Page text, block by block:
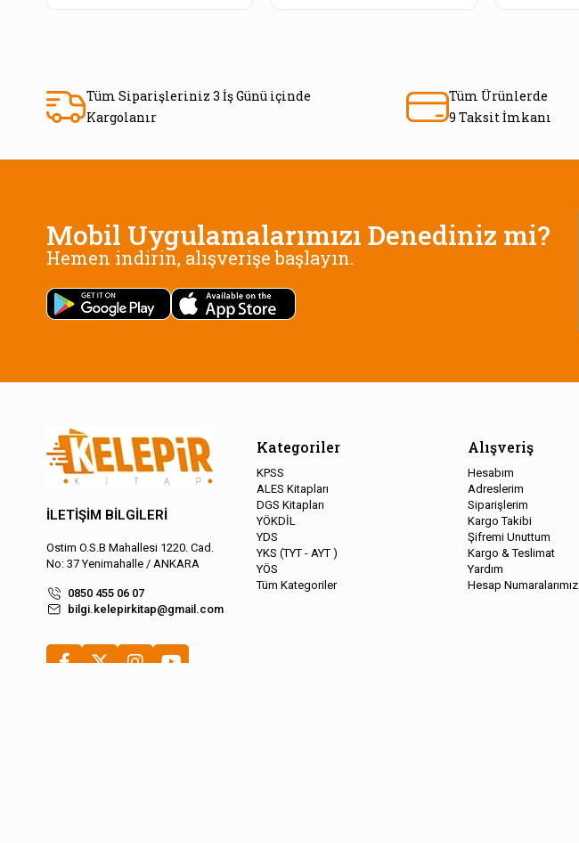
Tüm Siparişleriniz 3 İş Günü içinde
Kargolanır
Tüm Ürünlerde
9 Taksit İmkanı
Mobil Uygulamalarımızı Denediniz mi?
Hemen indirin, alışverişe başlayın.
İLETİŞİM BİLGİLERİ
Ostim O.S.B Mahallesi 1220. Cad.
No: 37 Yenimahalle / ANKARA
0850 455 06 07
bilgi.kelepirkitap@gmail.com
Kategoriler
KPSS
ALES Kitapları
DGS Kitapları
YÖKDİL
YDS
YKS (TYT - AYT )
YÖS
Tüm Kategoriler
Alışveriş
Hesabım
Adreslerim
Siparişlerim
Kargo Takibi
Şifremi Unuttum
Kargo & Teslimat
Yardım
Hesap Numaralarımız